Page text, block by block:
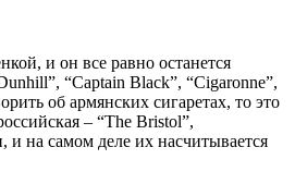
и он все равно останется
“Captain Black”, “Cigaronne”,
об армянских сигаретах, то это
– “The Bristol”,
на самом деле их насчитывается